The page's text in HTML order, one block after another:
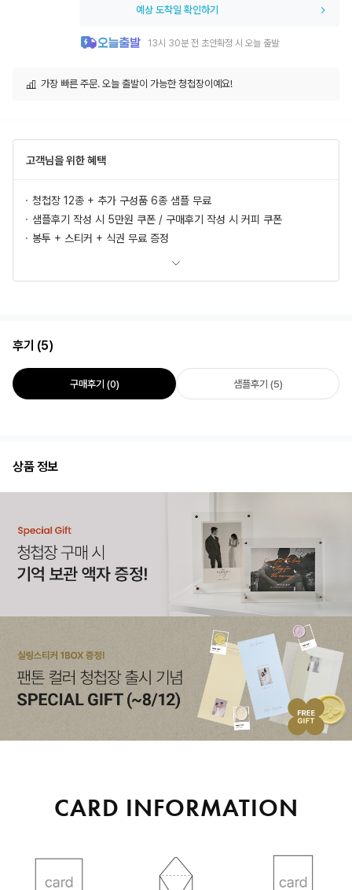
예상 도착일 확인하기
13시 30분 전 초안확정 시 오늘 출발
가장 빠른 주문. 오늘 출발이 가능한 청첩장이예요!
고객님을 위한 혜택
청첩장 12종 + 추가 구성품 6종 샘플 무료
샘플후기 작성 시 5만원 쿠폰 / 구매후기 작성 시 커피 쿠폰
봉투 + 스티커 + 식권 무료 증정
후기 (5)
구매후기 (0) 샘플후기 (5)
상품 정보
CARD INFORMATION